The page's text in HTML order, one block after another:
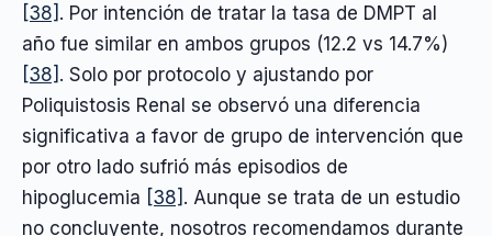
[38] . Por intención de tratar la tasa de DMPT al
año fue similar en ambos grupos (12.2 vs 14.7%)
[38] . Solo por protocolo y ajustando por
Poliquistosis Renal se observó una diferencia
significativa a favor de grupo de intervención que
por otro lado sufrió más episodios de
hipoglucemia [38] . Aunque se trata de un estudio
no concluyente, nosotros recomendamos durante